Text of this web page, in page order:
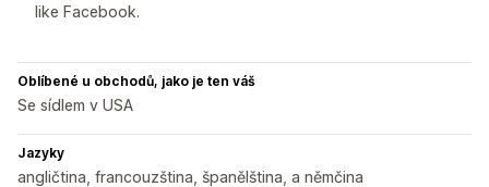
like Facebook.
Oblíbené u obchodů, jako je ten váš
Se sídlem v USA
Jazyky
angličtina, francouzština, španělština, a němčina